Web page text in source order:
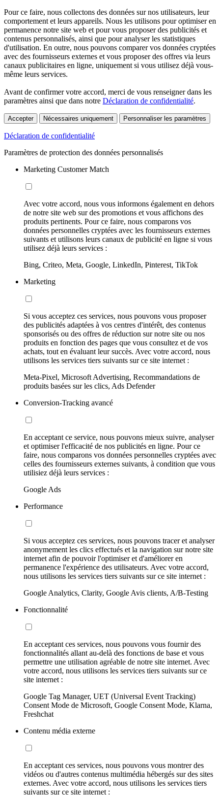
Pour ce faire, nous collectons des données sur nos utilisateurs, leur
comportement et leurs appareils. Nous les utilisons pour optimiser en
permanence notre site web et pour vous proposer des publicités et
contenus personnalisés, ainsi que pour analyser les statistiques
d'utilisation. En outre, nous pouvons comparer vos données cryptées
avec des fournisseurs externes et vous proposer des offres via leurs
canaux publicitaires en ligne, uniquement si vous utilisez déjà vous-
même leurs services.
Avant de confirmer votre accord, merci de vous renseigner dans les
paramètres ainsi que dans notre Déclaration de confidentialité.
Accepter Nécessaires uniquement Personnaliser les paramètres
Déclaration de confidentialité
Paramètres de protection des données personnalisés
Marketing Customer Match
Avec votre accord, nous vous informons également en dehors
de notre site web sur des promotions et vous affichons des
produits pertinents. Pour ce faire, nous comparons vos
données personnelles cryptées avec les fournisseurs externes
suivants et utilisons leurs canaux de publicité en ligne si vous
utilisez déjà leurs services :
Bing, Criteo, Meta, Google, LinkedIn, Pinterest, TikTok
Marketing
Si vous acceptez ces services, nous pouvons vous proposer
des publicités adaptées à vos centres d'intérêt, des contenus
sponsorisés ou des offres de réduction sur notre site ou nos
produits en fonction des pages que vous consultez et de vos
achats, tout en évaluant leur succès. Avec votre accord, nous
utilisons les services tiers suivants sur ce site internet :
Meta-Pixel, Microsoft Advertising, Recommandations de
produits basées sur les clics, Ads Defender
Conversion-Tracking avancé
En acceptant ce service, nous pouvons mieux suivre, analyser
et optimiser l'efficacité de nos publicités en ligne. Pour ce
faire, nous comparons vos données personnelles cryptées avec
celles des fournisseurs externes suivants, à condition que vous
utilisiez déjà leurs services :
Google Ads
Performance
Si vous acceptez ces services, nous pouvons tracer et analyser
anonymement les clics effectués et la navigation sur notre site
internet afin de pouvoir l'optimiser et d'améliorer en
permanence l'expérience des utilisateurs. Avec votre accord,
nous utilisons les services tiers suivants sur ce site internet :
Google Analytics, Clarity, Google Avis clients, A/B-Testing
Fonctionnalité
En acceptant ces services, nous pouvons vous fournir des
fonctionnalités allant au-delà des fonctions de base et vous
permettre une utilisation agréable de notre site internet. Avec
votre accord, nous utilisons les services tiers suivants sur ce
site internet :
Google Tag Manager, UET (Universal Event Tracking)
Consent Mode de Microsoft, Google Consent Mode, Klarna,
Freshchat
Contenu média externe
En acceptant ces services, nous pouvons vous montrer des
vidéos ou d'autres contenus multimédia hébergés sur des sites
externes. Avec votre accord, nous utilisons les services tiers
suivants sur ce site internet :